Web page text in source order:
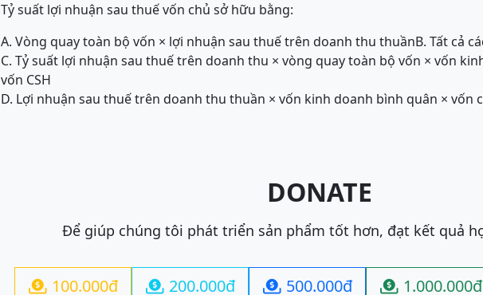
Tỷ suất lợi nhuận sau thuế vốn chủ sở hữu bằng:
A. Vòng quay toàn bộ vốn × lợi nhuận sau thuế trên doanh thu thuầnB. Tất cả
C. Tỷ suất lợi nhuận sau thuế trên doanh thu × vòng quay toàn bộ vốn × vốn
vốn CSH
D. Lợi nhuận sau thuế trên doanh thu thuần × vốn kinh doanh bình quân × vốn
DONATE
Để giúp chúng tôi phát triển sản phẩm tốt hơn, đạt kết quả
 100.000đ  200.000đ  500.000đ  1.000.000đ